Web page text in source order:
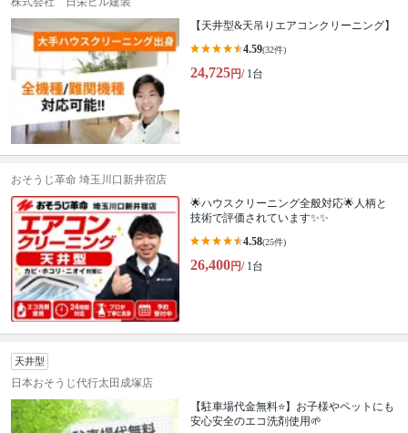
【天井型&天吊りエアコンクリーニング】
4.59(32件)
24,725円/ 1台
おそうじ革命 埼玉川口新井宿店
🌟ハウスクリーニング全般対応🌟人柄と
技術で評価されています✨✨
4.58(25件)
26,400円/ 1台
天井型
日本おそうじ代行太田成塚店
【駐車場代金無料⭐️】お子様やペットにも
安心安全のエコ洗剤使用🌱